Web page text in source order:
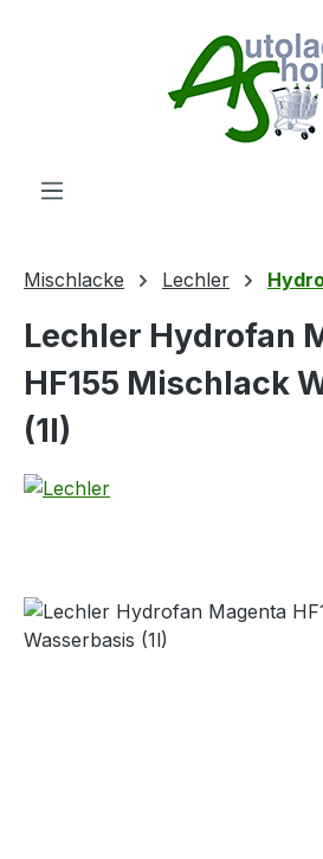
Mischlacke Lechler
Lechler Hydrofan
HF155 Mischlack
(1l)
Bildergalerie überspringen